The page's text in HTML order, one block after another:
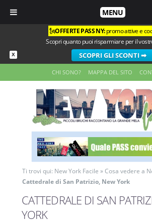
MENU
X
🗽OFFERTE PASS NY:promo attive e
Scopri quanto puoi risparmiare per il
SCOPRI GLI SCONTI ➡
CHI SONO? MAPPA DEL SITO
Ti trovi qui: New York Facile »Cosa vedere a
Cattedrale di San Patrizio, New York
CATTEDRALE DI SAN
YORK